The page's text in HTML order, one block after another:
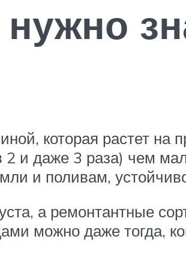
которая растет на
и даже 3 раза) чем
и поливам,
а ремонтантные
можно даже тогда,